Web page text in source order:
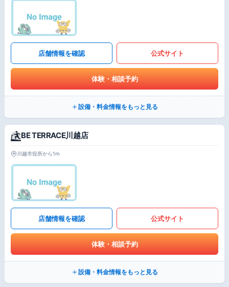
店舗情報を確認 公式サイト
体験・相談予約
設備・料金情報をもっと見る
BE TERRACE川越店
川越市役所から1m
店舗情報を確認 公式サイト
体験・相談予約
設備・料金情報をもっと見る